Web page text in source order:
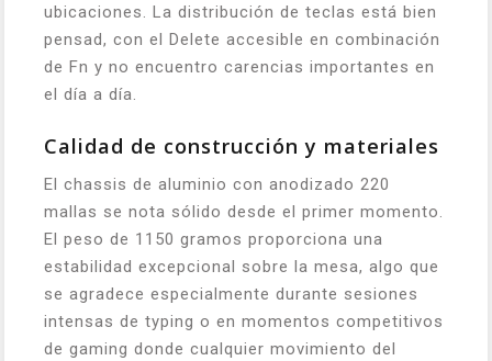
ubicaciones. La distribución de teclas está bien
pensad, con el Delete accesible en combinación
de Fn y no encuentro carencias importantes en
el día a día.
Calidad de construcción y materiales
El chassis de aluminio con anodizado 220
mallas se nota sólido desde el primer momento.
El peso de 1150 gramos proporciona una
estabilidad excepcional sobre la mesa, algo que
se agradece especialmente durante sesiones
intensas de typing o en momentos competitivos
de gaming donde cualquier movimiento del